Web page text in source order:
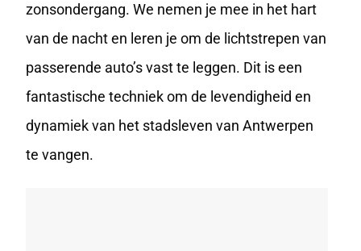
zonsondergang. We nemen je mee in het hart
van de nacht en leren je om de lichtstrepen van
passerende auto’s vast te leggen. Dit is een
fantastische techniek om de levendigheid en
dynamiek van het stadsleven van Antwerpen
te vangen.